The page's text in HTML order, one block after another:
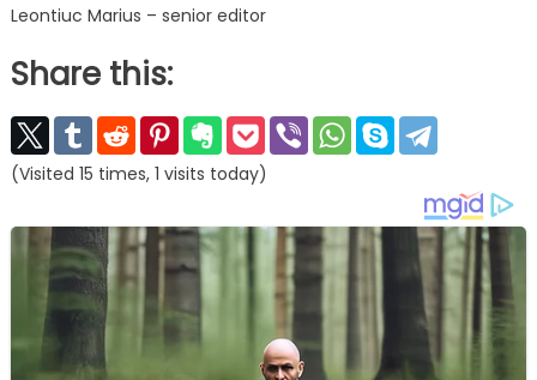
Leontiuc Marius – senior editor
Share this:
(Visited 15 times, 1 visits today)